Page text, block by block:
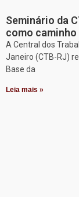
Seminário da
como
A Central dos
Janeiro (CTB-RJ)
Base da
Leia mais »